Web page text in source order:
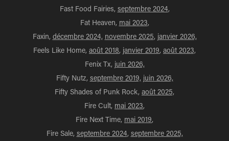
Fast Food Fairies, septembre 2024,
Fat Heaven, mai 2023,
Faxin, décembre 2024, novembre 2025, janvier 2026,
Feels Like Home, août 2018, janvier 2019, août 2023,
Fenix Tx, juin 2026,
Fifty Nutz, septembre 2019, juin 2026,
Fifty Shades of Punk Rock, août 2025,
Fire Cult, mai 2023,
Fire Next Time, mai 2019,
Fire Sale, septembre 2024, septembre 2025,